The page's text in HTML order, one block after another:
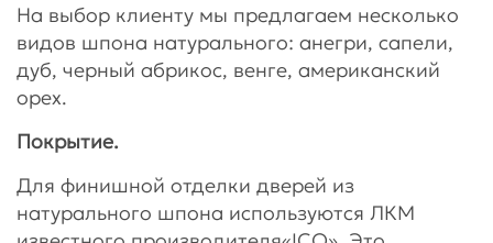
На выбор клиенту мы предлагаем несколько
видов шпона натурального: анегри, сапели,
дуб, черный абрикос, венге, американский
орех.
Покрытие.
Для финишной отделки дверей из
натурального шпона используются ЛКМ